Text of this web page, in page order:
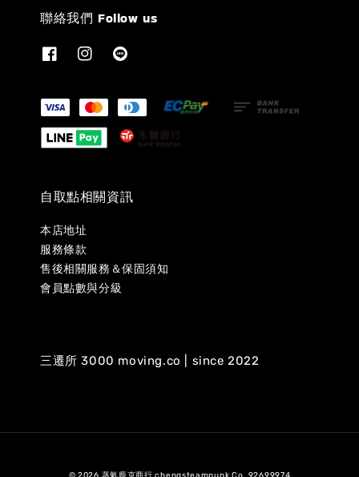
聯絡我們 Follow us
自取點相關資訊
本店地址
服務條款
售後相關服務＆保固須知
會員點數與分級
三遷所 3000 moving.co | since 2022